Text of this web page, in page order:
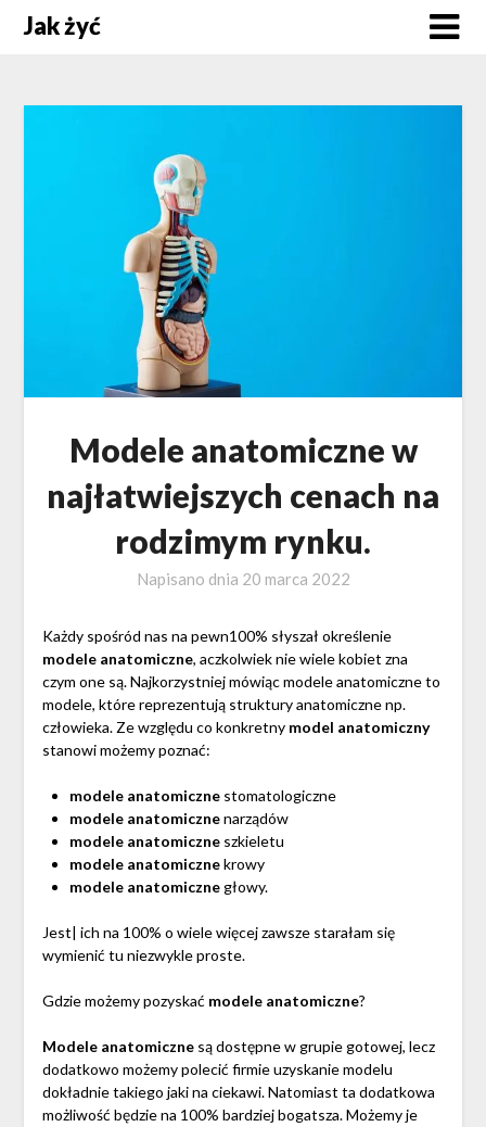
SkipJak żyć
Modele anatomiczne w
najłatwiejszych cenach na
rodzimym rynku.
Napisano dnia 20 marca 2022
Każdy spośród nas na pewn100% słyszał określenie
modele anatomiczne, aczkolwiek nie wiele kobiet zna
czym one są. Najkorzystniej mówiąc modele anatomiczne to
modele, które reprezentują struktury anatomiczne np.
człowieka. Ze względu co konkretny model anatomiczny
stanowi możemy poznać:
modele anatomicznestomatologiczne
modele anatomicznenarządów
modele anatomiczneszkieletu
modele anatomicznekrowy
modele anatomicznegłowy.
Jest| ich na 100% o wiele więcej zawsze starałam się
wymienić tu niezwykle proste.
Gdzie możemy pozyskać modele anatomiczne?
Modele anatomicznesą dostępne w grupie gotowej, lecz
dodatkowo możemy polecić firmie uzyskanie modelu
dokładnie takiego jaki na ciekawi. Natomiast ta dodatkowa
możliwość będzie na 100% bardziej bogatsza. Możemy je